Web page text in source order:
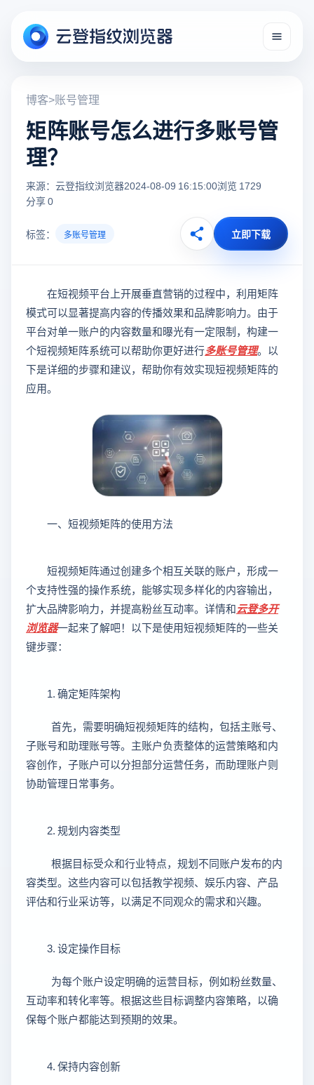
博客>账号管理
矩阵账号怎么进行多账号管
理？
来源：云登指纹浏览器2024-08-09 16:15:00浏览 1729
分享 0
标签： 多账号管理 立即下载
在短视频平台上开展垂直营销的过程中，利用矩阵
模式可以显著提高内容的传播效果和品牌影响力。由于
平台对单一账户的内容数量和曝光有一定限制，构建一
个短视频矩阵系统可以帮助你更好进行多账号管理。以
下是详细的步骤和建议，帮助你有效实现短视频矩阵的
应用。
一、短视频矩阵的使用方法
短视频矩阵通过创建多个相互关联的账户，形成一
个支持性强的操作系统，能够实现多样化的内容输出，
扩大品牌影响力，并提高粉丝互动率。详情和云登多开
浏览器一起来了解吧！以下是使用短视频矩阵的一些关
键步骤：
1. 确定矩阵架构
首先，需要明确短视频矩阵的结构，包括主账号、
子账号和助理账号等。主账户负责整体的运营策略和内
容创作，子账户可以分担部分运营任务，而助理账户则
协助管理日常事务。
2. 规划内容类型
根据目标受众和行业特点，规划不同账户发布的内
容类型。这些内容可以包括教学视频、娱乐内容、产品
评估和行业采访等，以满足不同观众的需求和兴趣。
3. 设定操作目标
为每个账户设定明确的运营目标，例如粉丝数量、
互动率和转化率等。根据这些目标调整内容策略，以确
保每个账户都能达到预期的效果。
4. 保持内容创新